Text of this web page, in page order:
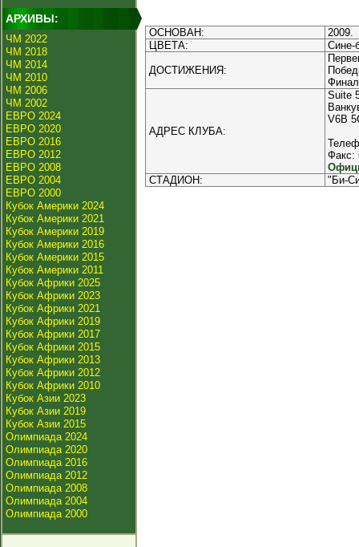
АРХИВЫ:
ЧМ 2022
ЧМ 2018
ЧМ 2014
ЧМ 2010
ЧМ 2006
ЧМ 2002
ЕВРО 2024
ЕВРО 2020
ЕВРО 2016
ЕВРО 2012
ЕВРО 2008
ЕВРО 2004
ЕВРО 2000
Кубок Америки 2024
Кубок Америки 2021
Кубок Америки 2019
Кубок Америки 2016
Кубок Америки 2015
Кубок Америки 2011
Кубок Африки 2025
Кубок Африки 2023
Кубок Африки 2021
Кубок Африки 2019
Кубок Африки 2017
Кубок Африки 2015
Кубок Африки 2013
Кубок Африки 2012
Кубок Африки 2010
Кубок Азии 2023
Кубок Азии 2019
Кубок Азии 2015
Олимпиада 2024
Олимпиада 2020
Олимпиада 2016
Олимпиада 2012
Олимпиада 2008
Олимпиада 2004
Олимпиада 2000
ОСНОВАН:
2009.
ЦВЕТА:
Сине-
ДОСТИЖЕНИЯ:
АДРЕС КЛУБА:
Suite
V6B
Факс:
СТАДИОН:
"Би-